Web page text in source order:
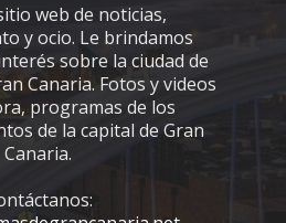
web de noticias,
y ocio. Le brindamos
sobre la ciudad de
Canaria. Fotos y videos
programas de los
de la capital de Gran
Canaria.